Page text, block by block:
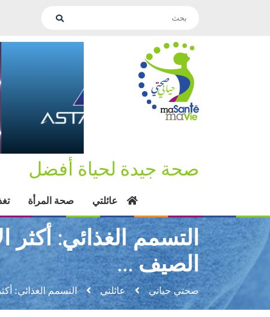
صحة جيدة لحياة أفضل
عائلتي صحة المرأة
التسمم الغذائي:
الصيف …
صحتي حياتي عائلتي التسمم الغذائي: